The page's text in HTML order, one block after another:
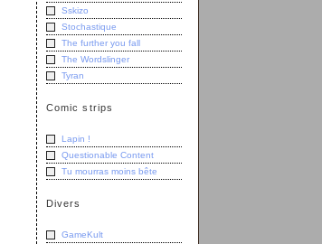
Sskizo
Stochastique
The further you fall
The Wordslinger
Tyran
Comic strips
Lapin !
Questionable Content
Tu mourras moins bête
Divers
GameKult